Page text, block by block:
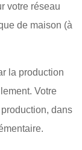
votre réseau
de maison (à
la production
Votre
dans